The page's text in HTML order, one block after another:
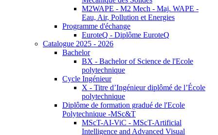
M2WAPE - M2 Mech - Maj. WAPE -
Eau, Air, Pollution et Energies
Programme d'échange
EuroteQ - Diplôme EuroteQ
Catalogue 2025 - 2026
Bachelor
BX - Bachelor of Science de l'Ecole
polytechnique
Cycle Ingénieur
X - Titre d’Ingénieur diplômé de l’École
polytechnique
Diplôme de formation gradué de l'Ecole
Polytechnique -MSc&T
MScT-AI-ViC - MScT-Artificial
Intelligence and Advanced Visual